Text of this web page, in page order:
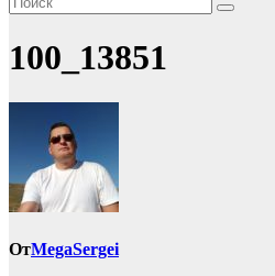
100_13851
ОтMegaSergei